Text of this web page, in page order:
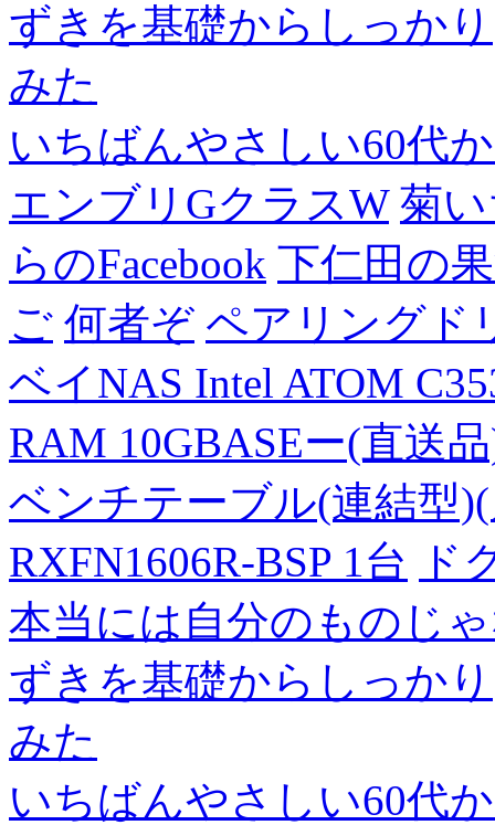
ずきを基礎からしっかり
みた
いちばんやさしい60代
エンブリGクラスW 菊
らのFacebook 下仁田の
ご 何者ぞ ペアリングド
ベイNAS Intel ATOM
RAM 10GBASEー(直送
ベンチテーブル(連結型
RXFN1606R-BSP 1台
ド
本当には自分のものじ
ずきを基礎からしっかり
みた
いちばんやさしい60代